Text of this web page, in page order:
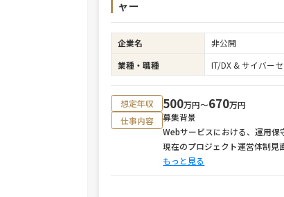
ャー
企業名 非公開
業種・職種
IT/DX & サイバー
想定年収 500万円〜670万円
仕事内容
募集背景
Webサービスにおける、運用保
現在のプロジェクト運営体制見
もっと見る